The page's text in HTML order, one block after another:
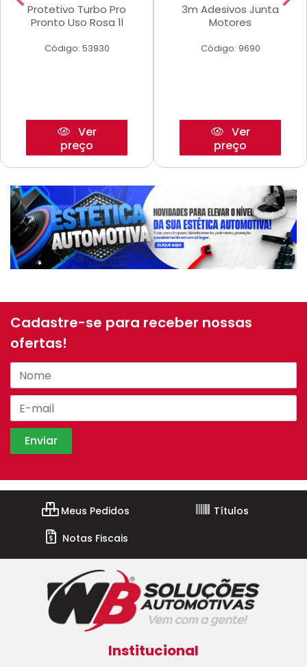
Protetivo Turbo Pro
Pronto Uso Rosa 1l
Código: 53930
Ver
preço
3m Adesivos Junta
Motores
Código: 9690
Ver
preço
Cadastre-se para receber nossas
ofertas!
Meus Pedidos
Títulos
Notas Fiscais
Institucional